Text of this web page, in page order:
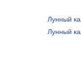
Лунный
Лунный